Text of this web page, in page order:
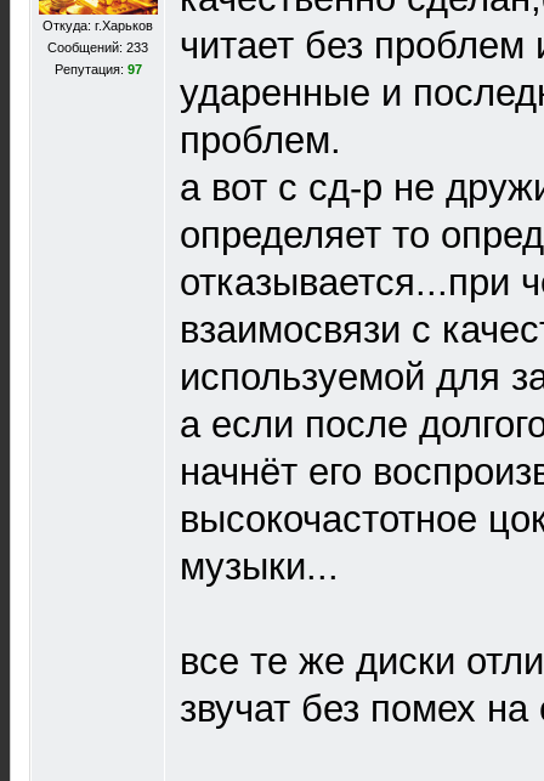
Откуда: г.Харьков
Сообщений: 233
Репутация: 97
читает без
ударенные и
проблем.
а вот с сд-р не
определяет то
отказывается...при
взаимосвязи с
используемой для
а если после
начнёт его
высокочастотное
музыки...
все те же диски
звучат без помех